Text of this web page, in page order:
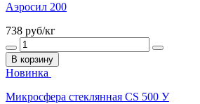
Аэросил 200
738 руб/кг
В корзину
Новинка
Микросфера стеклянная CS 500 У